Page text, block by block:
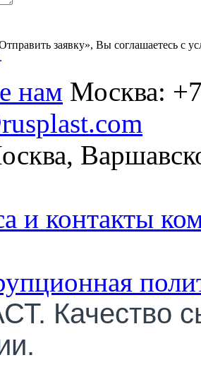
заявку», Вы соглашаетесь с
.
нам Москва:
и контакты
Качество